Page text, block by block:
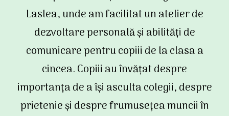
Laslea, unde am facilitat un atelier de
dezvoltare personală și abilități de
comunicare pentru copiii de la clasa a
cincea. Copiii au învățat despre
importanța de a își asculta colegii, despre
prietenie și despre frumusețea muncii în